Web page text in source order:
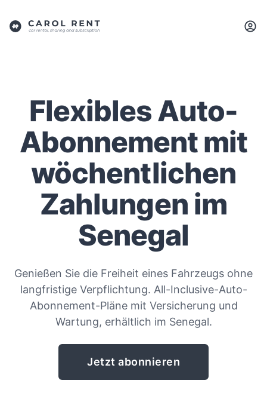
Flexibles Auto-
Abonnement mit
wöchentlichen
Zahlungen im
Senegal
Genießen Sie die Freiheit eines Fahrzeugs ohne
langfristige Verpflichtung. All-Inclusive-Auto-
Abonnement-Pläne mit Versicherung und
Wartung, erhältlich im Senegal.
Jetzt abonnieren